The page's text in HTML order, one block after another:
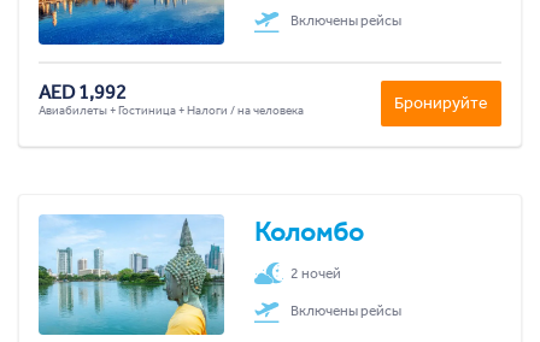
Включены рейсы
AED 1,992
Авиабилеты + Гостиница + Налоги / на человека Бронируйте
Коломбо
2 ночей
Включены рейсы